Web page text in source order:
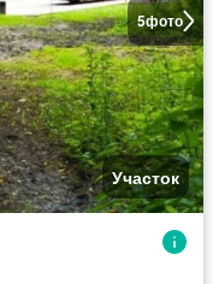
5фото
Участок